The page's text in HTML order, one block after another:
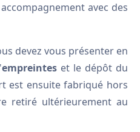
avec des
devez vous présenter en
empreinteset le dépôt du
est ensuite fabriqué hors
retiré ultérieurement au